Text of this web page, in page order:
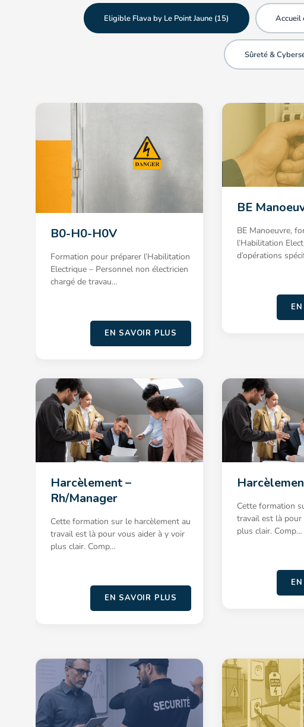
Eligible Flava by Le Point Jaune (15) Accueil
Sûreté &
B0-H0-H0V
Formation pour préparer l’Habilitation
Electrique – Personnel non électricien
chargé de travau…
EN SAVOIR PLUS
BE
BE Manoeuvre,
l’Habilitation
d’opérations
Harcèlement –
Rh/Manager
Cette formation sur le harcèlement au
travail est là pour vous aider à y voir
plus clair. Comp…
EN SAVOIR PLUS
Cette formation
travail est là pour
plus clair. Comp…